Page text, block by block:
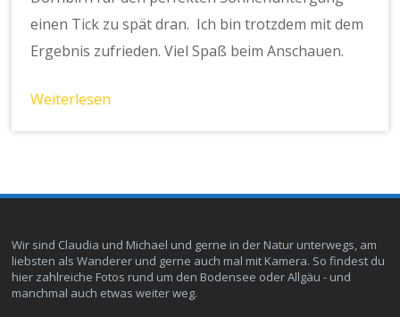
einen Tick zu spät dran. Ich bin trotzdem mit dem
Ergebnis zufrieden. Viel Spaß beim Anschauen.
Weiterlesen
Wir sind Claudia und Michael und gerne in der Natur unterwegs, am
liebsten als Wanderer und gerne auch mal mit Kamera. So findest du
hier zahlreiche Fotos rund um den Bodensee oder Allgäu - und
manchmal auch etwas weiter weg.